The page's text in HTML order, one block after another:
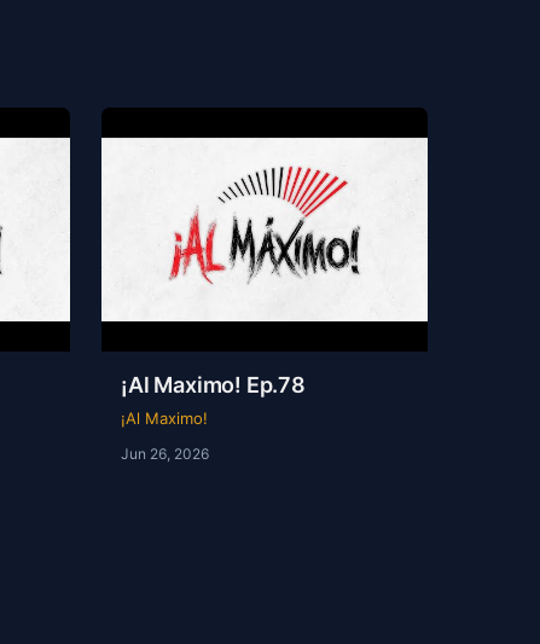
¡Al Maximo! Ep.78
¡Al Maximo!
Jun 26, 2026